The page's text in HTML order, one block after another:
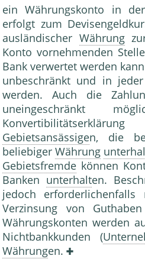
ein Währungskonto in
erfolgt zum
ausländischer Währung
Konto vornehmenden
Bank verwertet werden
unbeschränkt und in
werden. Auch die
uneingeschränkt
Gebietsansässigen, die
beliebiger Währung
Gebietsfremde können
Banken unterhalten.
jedoch
Verzinsung von
Währungskonten werden
Nichtbankkunden (
Währungen.